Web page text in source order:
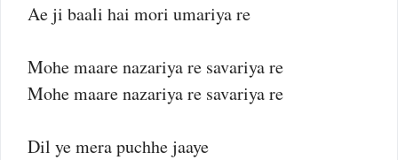
Ae ji baali hai mori umariya re
Mohe maare nazariya re savariya re
Mohe maare nazariya re savariya re
Dil ye mera puchhe jaaye